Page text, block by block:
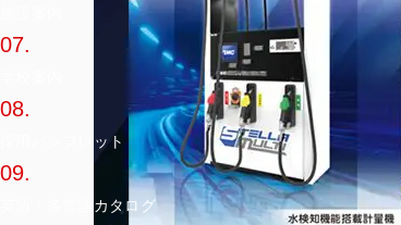
07.
08.
採用パンフレット
09.
英語・多言語カタログ